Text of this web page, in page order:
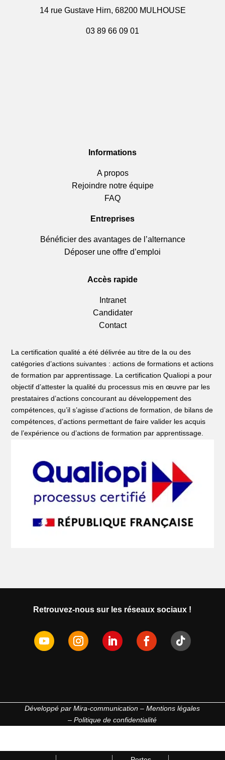
14 rue Gustave Hirn, 68200 MULHOUSE
03 89 66 09 01
Informations
A propos
Rejoindre notre équipe
FAQ
Entreprises
Bénéficier des avantages de l’alternance
Déposer une offre d’emploi
Accès rapide
Intranet
Candidater
Contact
La certification qualité a été délivrée au titre de la ou des
catégories d’actions suivantes : actions de formations et actions
de formation par apprentissage. La certification Qualiopi a pour
objectif d’attester la qualité du processus mis en œuvre par les
prestataires d’actions concourant au développement des
compétences, qu’il s’agisse d’actions de formation, de bilans de
compétences, d’actions permettant de faire valider les acquis
de l’expérience ou d’actions de formation par apprentissage.
Retrouvez-nous sur les réseaux sociaux !
Développé parMira-communication –Mentions légales
–Politique de confidentialité